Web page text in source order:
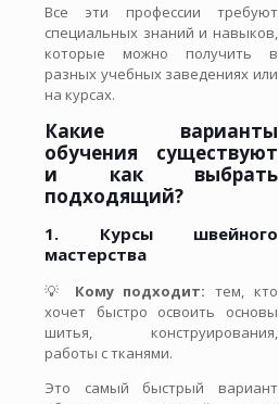
Все эти профессии требуют
специальных знаний и навыков,
которые можно получить в
разных учебных заведениях или
на курсах.
Какие варианты
обучения существуют
и как выбрать
подходящий?
1. Курсы швейного
мастерства
💡 Кому подходит: тем, кто
хочет быстро освоить основы
шитья, конструирования,
работы с тканями.
Это самый быстрый вариант